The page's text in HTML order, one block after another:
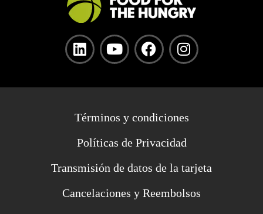
Términos y condiciones
Políticas de Privacidad
Transmisión de datos de la tarjeta
Cancelaciones y Reembolsos